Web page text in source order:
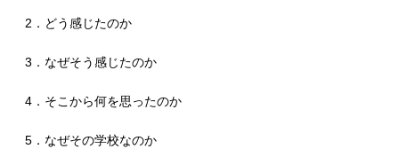
2．どう感じたのか
3．なぜそう感じたのか
4．そこから何を思ったのか
5．なぜその学校なのか